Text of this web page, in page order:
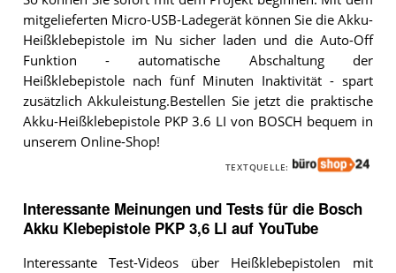
mitgelieferten Micro-USB-Ladegerät können Sie die Akku-
Heißklebepistole im Nu sicher laden und die Auto-Off
Funktion - automatische Abschaltung der
Heißklebepistole nach fünf Minuten Inaktivität - spart
zusätzlich Akkuleistung.Bestellen Sie jetzt die praktische
Akku-Heißklebepistole PKP 3.6 LI von BOSCH bequem in
unserem Online-Shop!
TEXTQUELLE:
Interessante Meinungen und Tests für die Bosch
Akku Klebepistole PKP 3,6 LI auf YouTube
Interessante Test-Videos über Heißklebepistolen mit